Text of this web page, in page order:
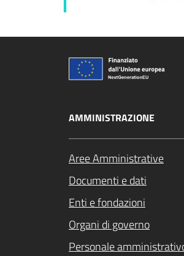
AMMINISTRAZIONE
Aree Amministrative
Documenti e dati
Enti e fondazioni
Organi di governo
Personale